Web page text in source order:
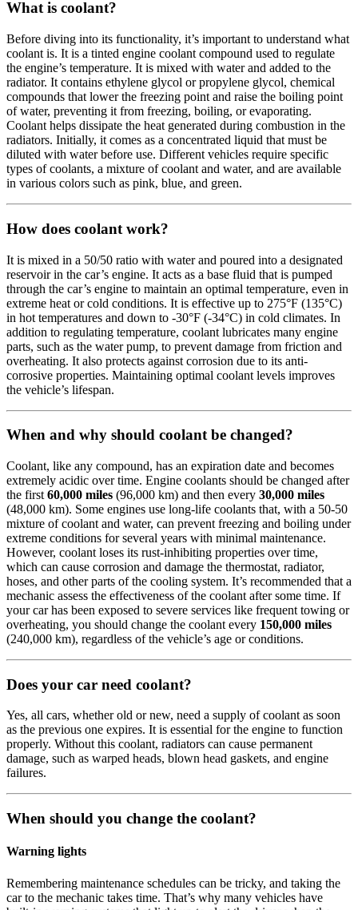
What is coolant?
Before diving into its functionality, it’s important to understand what
coolant is. It is a tinted engine coolant compound used to regulate
the engine’s temperature. It is mixed with water and added to the
radiator. It contains ethylene glycol or propylene glycol, chemical
compounds that lower the freezing point and raise the boiling point
of water, preventing it from freezing, boiling, or evaporating.
Coolant helps dissipate the heat generated during combustion in the
radiators. Initially, it comes as a concentrated liquid that must be
diluted with water before use. Different vehicles require specific
types of coolants, a mixture of coolant and water, and are available
in various colors such as pink, blue, and green.
How does coolant work?
It is mixed in a 50/50 ratio with water and poured into a designated
reservoir in the car’s engine. It acts as a base fluid that is pumped
through the car’s engine to maintain an optimal temperature, even in
extreme heat or cold conditions. It is effective up to 275°F (135°C)
in hot temperatures and down to -30°F (-34°C) in cold climates. In
addition to regulating temperature, coolant lubricates many engine
parts, such as the water pump, to prevent damage from friction and
overheating. It also protects against corrosion due to its anti-
corrosive properties. Maintaining optimal coolant levels improves
the vehicle’s lifespan.
When and why should coolant be changed?
Coolant, like any compound, has an expiration date and becomes
extremely acidic over time. Engine coolants should be changed after
the first 60,000 miles (96,000 km) and then every 30,000 miles
(48,000 km). Some engines use long-life coolants that, with a 50-50
mixture of coolant and water, can prevent freezing and boiling under
extreme conditions for several years with minimal maintenance.
However, coolant loses its rust-inhibiting properties over time,
which can cause corrosion and damage the thermostat, radiator,
hoses, and other parts of the cooling system. It’s recommended that a
mechanic assess the effectiveness of the coolant after some time. If
your car has been exposed to severe services like frequent towing or
overheating, you should change the coolant every 150,000 miles
(240,000 km), regardless of the vehicle’s age or conditions.
Does your car need coolant?
Yes, all cars, whether old or new, need a supply of coolant as soon
as the previous one expires. It is essential for the engine to function
properly. Without this coolant, radiators can cause permanent
damage, such as warped heads, blown head gaskets, and engine
failures.
When should you change the coolant?
Warning lights
Remembering maintenance schedules can be tricky, and taking the
car to the mechanic takes time. That’s why many vehicles have